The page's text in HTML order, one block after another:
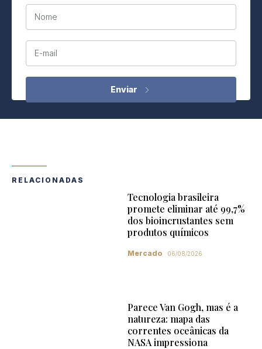
Nome
E-mail
RELACIONADAS
Tecnologia brasileira
promete eliminar até 99,7%
dos bioincrustantes sem
produtos químicos
Mercado 06/08/2026
Parece Van Gogh, mas é a
natureza: mapa das
correntes oceânicas da
NASA impressiona